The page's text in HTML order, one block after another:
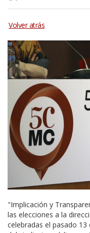
"Implicación y
las elecciones a la
celebradas el pasado